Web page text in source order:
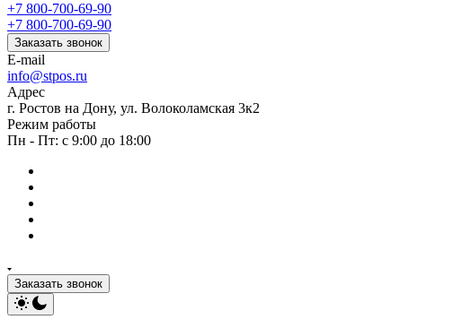
+7 800-700-69-90
+7 800-700-69-90
Заказать звонок
E-mail
info@stpos.ru
Адрес
г. Ростов на Дону, ул. Волоколамская 3к2
Режим работы
Пн - Пт: с 9:00 до 18:00
Заказать звонок